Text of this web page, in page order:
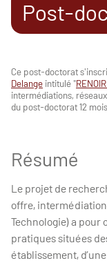
Post-
Ce post-doctorat
Delange intitulé "
intermédiations,
du post-doctorat 12
Résumé
Le projet de
offre,
Technologie) a pour
pratiques situées
établissement,